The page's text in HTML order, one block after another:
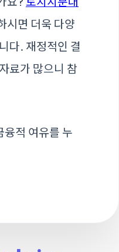
시면 더욱 다양
다. 재정적인 결
료가 많으니 참
융적 여유를 누